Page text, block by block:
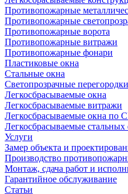
Противопожарные
Противопожарные
Противопожарные ворота
Противопожарные витражи
Противопожарные фонари
Пластиковые окна
Стальные окна
Светопрозрачные перегородки
Легкосбрасываемые окна
Легкосбрасываемые витражи
Легкосбрасываемые окна по
Легкосбрасываемые
Услуги
Замер объекта и
Производство
Монтаж, сдача работ и
Гарантийное обслуживание
Статьи